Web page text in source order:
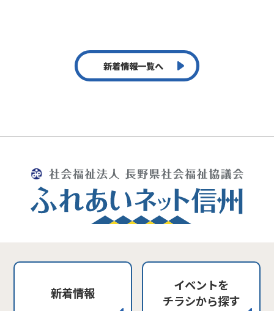
新着情報一覧へ
新着情報
イベントを
チラシから探す